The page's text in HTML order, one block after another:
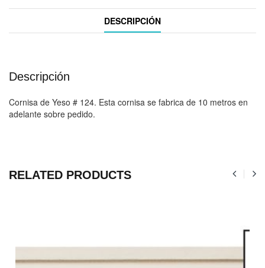
DESCRIPCIÓN
Descripción
Cornisa de Yeso # 124. Esta cornisa se fabrica de 10 metros en
adelante sobre pedido.
RELATED PRODUCTS